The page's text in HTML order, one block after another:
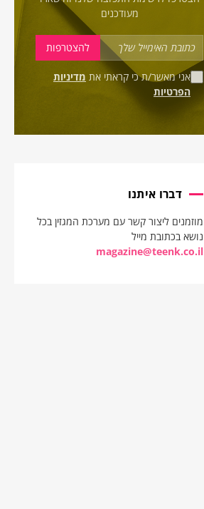
מעודכנים
אני מאשר/ת כי קראתי את מדיניות
הפרטיות
דברו איתנו
מוזמנים ליצור קשר עם מערכת המגזין בכל
נושא בכתובת מייל
magazine@teenk.co.il